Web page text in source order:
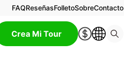
FAQReseñasFolletoSobreContacto
Crea Mi Tour